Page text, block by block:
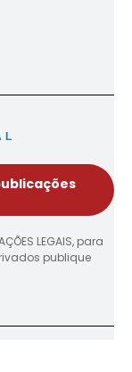
LEGAIS, para
publique